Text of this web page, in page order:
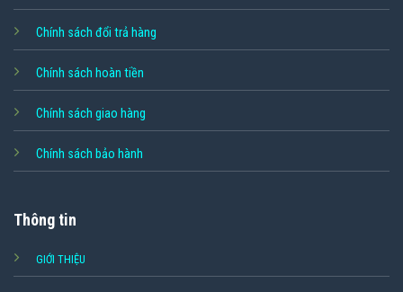
Chính sách đổi trả hàng
Chính sách hoàn tiền
Chính sách giao hàng
Chính sách bảo hành
Thông tin
GIỚI THIỆU